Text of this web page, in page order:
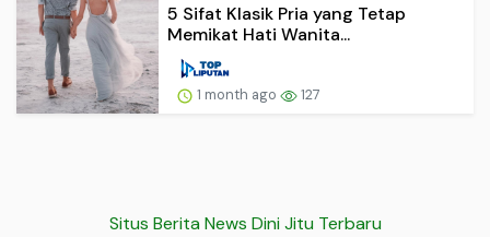
5 Sifat Klasik Pria yang Tetap
Memikat Hati Wanita...
1 month ago 127
Situs Berita News Dini Jitu Terbaru